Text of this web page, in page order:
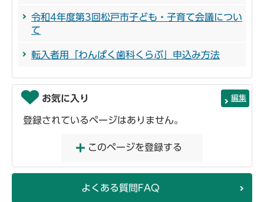
令和4年度第3回松戸市子ども・子育て会議につい
て
転入者用「わんぱく歯科くらぶ」申込み方法
お気に入り 編集
登録されているページはありません。
このページを登録する
よくある質問FAQ